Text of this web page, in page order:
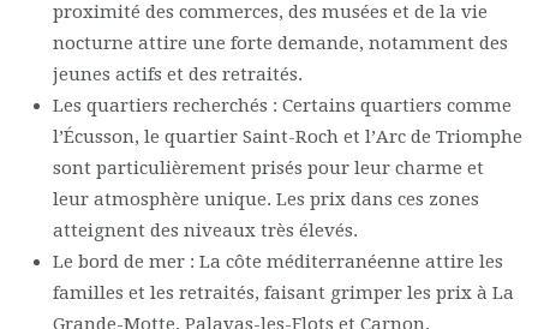
proximité des commerces, des musées et de la vie
nocturne attire une forte demande, notamment des
jeunes actifs et des retraités.
Les quartiers recherchés : Certains quartiers comme
l’Écusson, le quartier Saint-Roch et l’Arc de Triomphe
sont particulièrement prisés pour leur charme et
leur atmosphère unique. Les prix dans ces zones
atteignent des niveaux très élevés.
Le bord de mer : La côte méditerranéenne attire les
familles et les retraités, faisant grimper les prix à La
Grande-Motte, Palavas-les-Flots et Carnon.